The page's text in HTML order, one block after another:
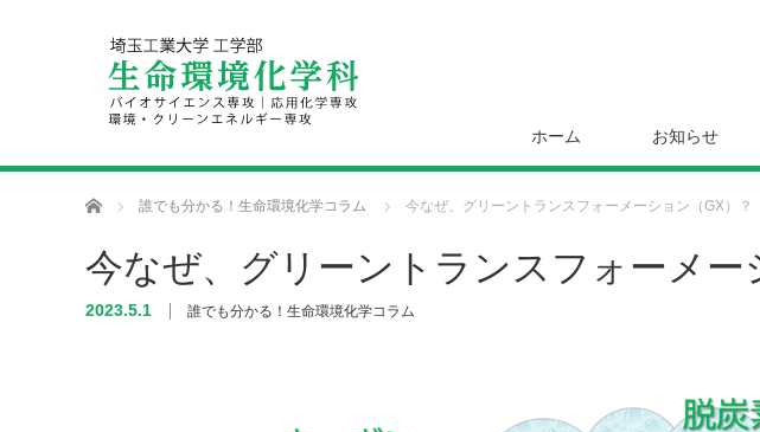
ホーム お知らせ
ホーム 誰でも分かる！生命環境化学コラム 今なぜ、グリーントランスフォーメーション（GX）？
今なぜ、グリーントランスフォーメー
2023.5.1 誰でも分かる！生命環境化学コラム